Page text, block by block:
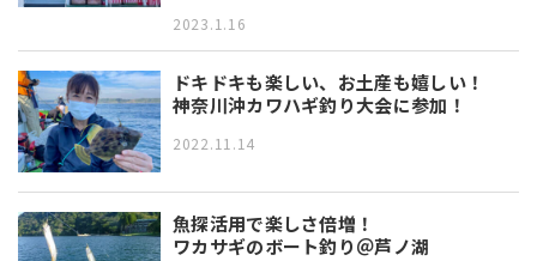
2023.1.16
ドキドキも楽しい、お土産も嬉しい！
神奈川沖カワハギ釣り大会に参加！
2022.11.14
魚探活用で楽しさ倍増！
ワカサギのボート釣り＠芦ノ湖